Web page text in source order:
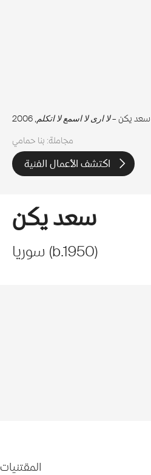
سعد يكن –لا ارى لا اسمع لا اتكلم, 2006
مجاملة: بنا حمامي
اكتشف الأعمال الفنية
سعد يكن
سوريا (b.1950)
المقتنيات